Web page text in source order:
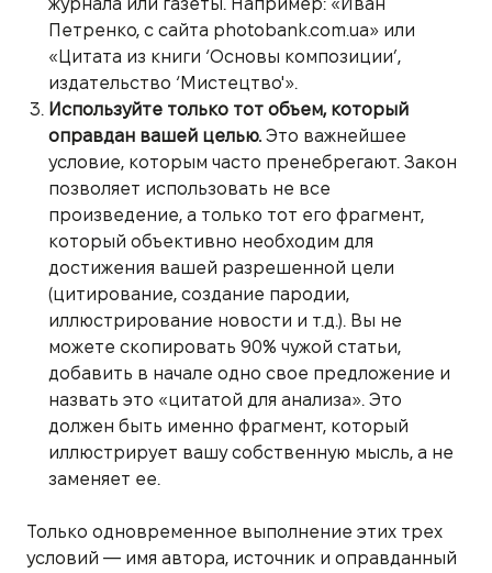
Петренко, с сайта photobank.com.ua» или
«Цитата из книги ‘Основы композиции’,
издательство ‘Мистецтво'».
Используйте только тот объем, который
оправдан вашей целью. Это важнейшее
условие, которым часто пренебрегают. Закон
позволяет использовать не все
произведение, а только тот его фрагмент,
который объективно необходим для
достижения вашей разрешенной цели
(цитирование, создание пародии,
иллюстрирование новости и т.д.). Вы не
можете скопировать 90% чужой статьи,
добавить в начале одно свое предложение и
назвать это «цитатой для анализа». Это
должен быть именно фрагмент, который
иллюстрирует вашу собственную мысль, а не
заменяет ее.
Только одновременное выполнение этих трех
условий — имя автора, источник и оправданный